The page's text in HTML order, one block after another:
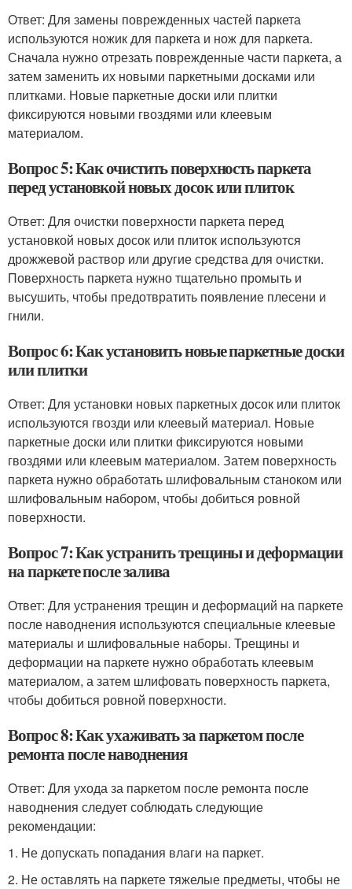
Ответ: Для замены поврежденных частей паркета
используются ножик для паркета и нож для паркета.
Сначала нужно отрезать поврежденные части паркета, а
затем заменить их новыми паркетными досками или
плитками. Новые паркетные доски или плитки
фиксируются новыми гвоздями или клеевым
материалом.
Вопрос 5: Как очистить поверхность паркета
перед установкой новых досок или плиток
Ответ: Для очистки поверхности паркета перед
установкой новых досок или плиток используются
дрожжевой раствор или другие средства для очистки.
Поверхность паркета нужно тщательно промыть и
высушить, чтобы предотвратить появление плесени и
гнили.
Вопрос 6: Как установить новые паркетные доски
или плитки
Ответ: Для установки новых паркетных досок или плиток
используются гвозди или клеевый материал. Новые
паркетные доски или плитки фиксируются новыми
гвоздями или клеевым материалом. Затем поверхность
паркета нужно обработать шлифовальным станоком или
шлифовальным набором, чтобы добиться ровной
поверхности.
Вопрос 7: Как устранить трещины и деформации
на паркете после залива
Ответ: Для устранения трещин и деформаций на паркете
после наводнения используются специальные клеевые
материалы и шлифовальные наборы. Трещины и
деформации на паркете нужно обработать клеевым
материалом, а затем шлифовать поверхность паркета,
чтобы добиться ровной поверхности.
Вопрос 8: Как ухаживать за паркетом после
ремонта после наводнения
Ответ: Для ухода за паркетом после ремонта после
наводнения следует соблюдать следующие
рекомендации:
1. Не допускать попадания влаги на паркет.
2. Не оставлять на паркете тяжелые предметы, чтобы не